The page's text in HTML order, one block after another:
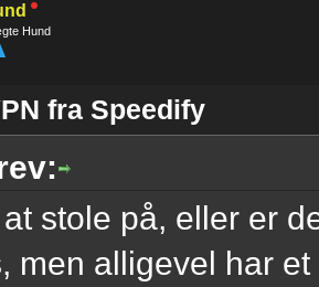
Hund
fra Speedify
stole på, eller er
men alligevel har